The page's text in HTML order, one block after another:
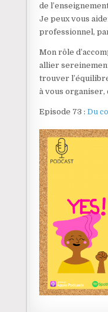
de
Je peux vous
professionnel,
Mon rôle
allier
trouver
à vous
Episode 73 :Du